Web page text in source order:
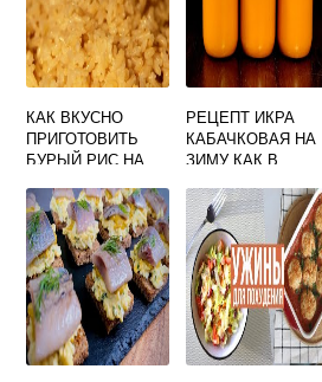
КАК ВКУСНО
ПРИГОТОВИТЬ
БУРЫЙ РИС НА
РЕЦЕПТ ИКРА
КАБАЧКОВАЯ НА
ЗИМУ КАК В
САМАЯ ВКУСНАЯ